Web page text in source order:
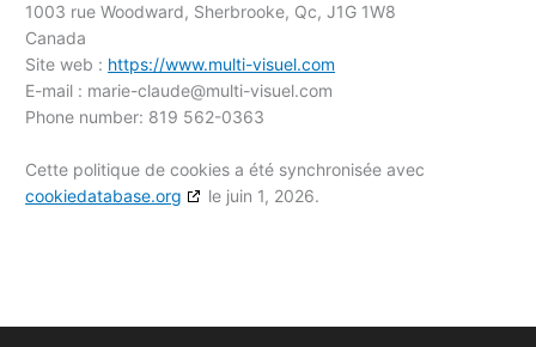
1003 rue Woodward, Sherbrooke, Qc, J1G 1W8
Canada
Site web : https://www.multi-visuel.com
E-mail : marie-claude@multi-visuel.com
Phone number: 819 562-0363
Cette politique de cookies a été synchronisée avec
cookiedatabase.org
le juin 1, 2026.